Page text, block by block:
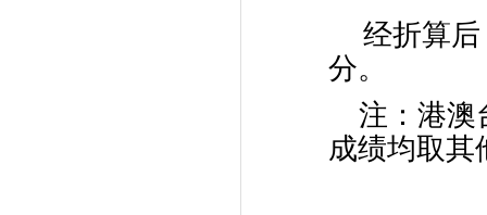
经折算
分。
注：港澳
成绩均取其